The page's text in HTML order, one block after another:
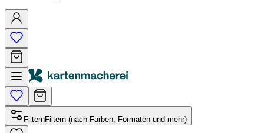
FilternFiltern (nach Farben, Formaten und mehr)